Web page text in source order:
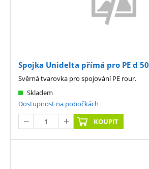
Spojka Unidelta přímá pro PE d 50
Skladem
Dostupnost na pobočkách
KOUPIT
Svěrná tvarovka pro spojování PE rour.